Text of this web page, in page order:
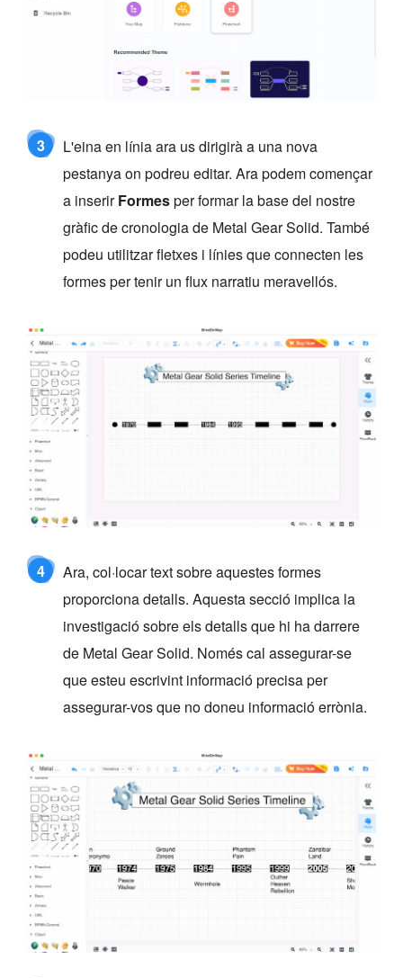
3
L'eina en línia ara us dirigirà a una nova
pestanya on podreu editar. Ara podem començar
a inserirFormesper formar la base del nostre
gràfic de cronologia de Metal Gear Solid. També
podeu utilitzar fletxes i línies que connecten les
formes per tenir un flux narratiu meravellós.
4
Ara, col·locar text sobre aquestes formes
proporciona detalls. Aquesta secció implica la
investigació sobre els detalls que hi ha darrere
de Metal Gear Solid. Només cal assegurar-se
que esteu escrivint informació precisa per
assegurar-vos que no doneu informació errònia.